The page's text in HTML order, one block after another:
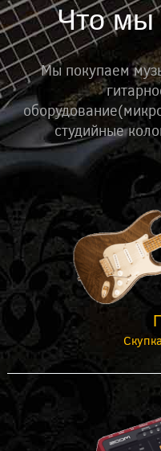
Что мы
Мы покупаем
студийные